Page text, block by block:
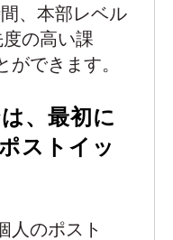
、本部レベル
の高い課
できます。
、 最初に
ストイッ
人のポスト